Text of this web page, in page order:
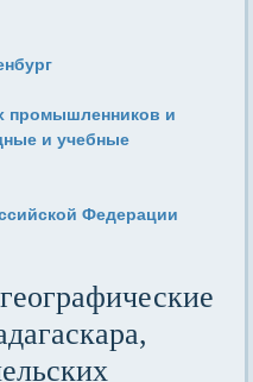
промышленников и
и учебные
Федерации